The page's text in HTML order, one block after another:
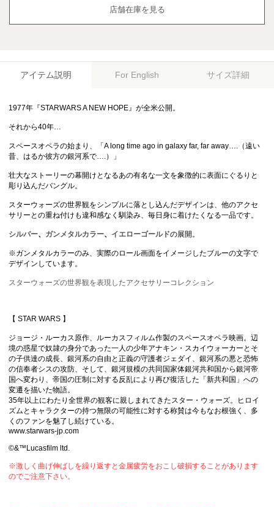
店舗在庫を見る
アイテム説明 For English サイズ詳細
1977年『STARWARS A NEW HOPE』が全米公開。
それから40年…
スペースオペラの始まり、「A long time ago in galaxy far, far away….（遠い
昔、はるか彼方の銀河系で….）」
壮大なストーリーの幕開けとなるあの有名な一文を象徴的に表面にぐるりと
彫り込んだバングル。
スターウォーズの世界観をシンプルに落とし込んだデザインは、他のアクセ
サリーとの重ね付けも違和感なく馴染み、毎日身に着けたくなる一品です。
シルバー、 ガンメタルカラー、 イエローゴールドの展開。
※ガンメタルカラーのみ、実際のロール画面をイメージしたブルーの文字で
デザインしています。
スターウォーズの世界観を表現したアクセサリーコレクション
【 STAR WARS 】
ジョージ・ルーカス原作、ルーカスフィルム作製のスペースオペラ映画。辺
境の惑星で奴隷の身分であった一人の少年アナキン・スカイウォーカーとそ
の子供達の成長、銀河系の自由と正義の守護者ジェダイ、銀河系の悪と恐怖
の信奉者シスの攻防、そして、銀河規模の共同国家体銀河共和国から銀河帝
国へ変わり、帝国の圧制に対する反乱により再び復活した「新共和国」への
変遷を描いた物語。
35年以上にわたり全世界の観客に親しまれてきたスター・ウォーズ。ヒロイ
ズムとキャラクターの持つ無限の可能性に対する称賛は今もなお根強く、多
くのファンを魅了し続けている。
www.starwars-jp.com
©&™Lucasfilm ltd.
※激しく曲げ伸ばしを繰り返すと金属疲労をおこし破損することがあります
のでご注意下さい。